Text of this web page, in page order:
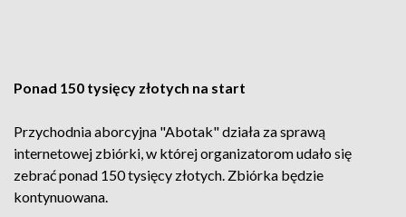
Ponad 150 tysięcy złotych na start
Przychodnia aborcyjna "Abotak" działa za sprawą
internetowej zbiórki, w której organizatorom udało się
zebrać ponad 150 tysięcy złotych. Zbiórka będzie
kontynuowana.